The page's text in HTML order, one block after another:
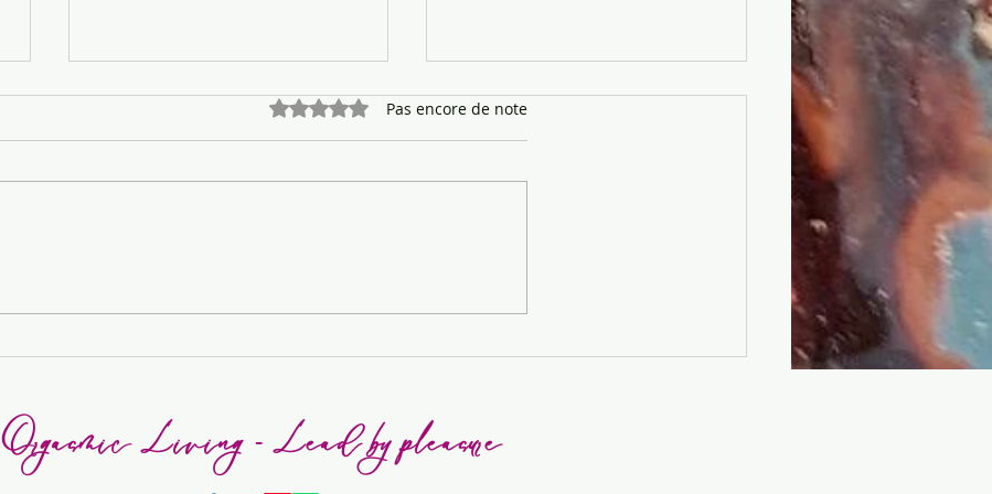
leadership créatif ?
Noté 0 étoile sur 5.Pas encore de note
Orgasmic Living - Lead by pleasure